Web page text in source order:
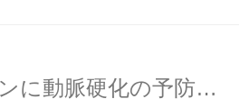
β-コングリシニンに動脈硬化の予防の可能性はあるか？